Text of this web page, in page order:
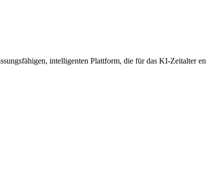
intelligenten Plattform, die für das KI-Zeitalter